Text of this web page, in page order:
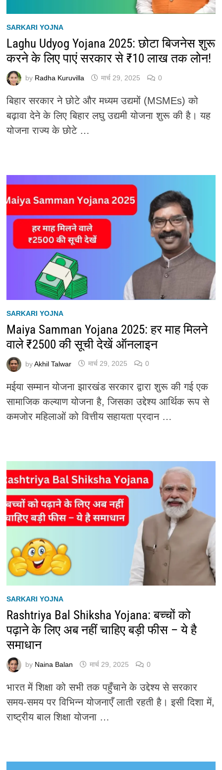
SARKARI YOJNA
Laghu Udyog Yojana 2025: छोटा बिजनेस शुरू
करने के लिए पाएं सरकार से ₹10 लाख तक लोन!
by Radha Kuruvilla मार्च 29, 2025 0
बिहार सरकार ने छोटे और मध्यम उद्यमों (MSMEs) को
बढ़ावा देने के लिए बिहार लघु उद्यमी योजना शुरू की है। यह
योजना राज्य के छोटे …
SARKARI YOJNA
Maiya Samman Yojana 2025: हर माह मिलने
वाले ₹2500 की सूची देखें ऑनलाइन
byAkhil Talwar मार्च 29, 2025 0
मईया सम्मान योजना झारखंड सरकार द्वारा शुरू की गई एक
सामाजिक कल्याण योजना है, जिसका उद्देश्य आर्थिक रूप से
कमजोर महिलाओं को वित्तीय सहायता प्रदान …
SARKARI YOJNA
Rashtriya Bal Shiksha Yojana: बच्चों को
पढ़ाने के लिए अब नहीं चाहिए बड़ी फीस – ये है
समाधान
by Naina Balan मार्च 29, 2025 0
भारत में शिक्षा को सभी तक पहुँचाने के उद्देश्य से सरकार
समय-समय पर विभिन्न योजनाएँ लाती रहती है। इसी दिशा में,
राष्ट्रीय बाल शिक्षा योजना …